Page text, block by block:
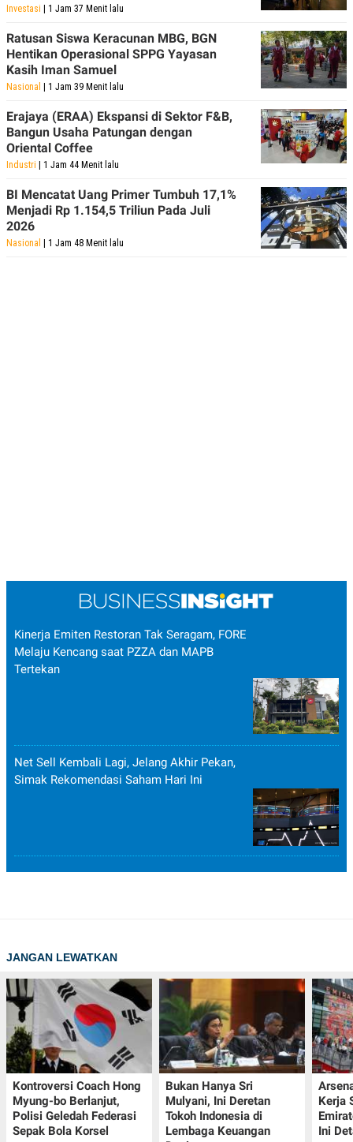
Investasi | 1 Jam 37 Menit lalu
Ratusan Siswa Keracunan MBG, BGN
Hentikan Operasional SPPG Yayasan
Kasih Iman Samuel
Nasional | 1 Jam 39 Menit lalu
Erajaya (ERAA) Ekspansi di Sektor F&B,
Bangun Usaha Patungan dengan
Oriental Coffee
Industri | 1 Jam 44 Menit lalu
BI Mencatat Uang Primer Tumbuh 17,1%
Menjadi Rp 1.154,5 Triliun Pada Juli
2026
Nasional | 1 Jam 48 Menit lalu
Kinerja Emiten Restoran Tak Seragam, FORE
Melaju Kencang saat PZZA dan MAPB
Tertekan
Net Sell Kembali Lagi, Jelang Akhir Pekan,
Simak Rekomendasi Saham Hari Ini
JANGAN LEWATKAN
Kontroversi Coach Hong
Myung-bo Berlanjut,
Polisi Geledah Federasi
Sepak Bola Korsel
Bukan Hanya Sri
Mulyani, Ini Deretan
Tokoh Indonesia di
Lembaga Keuangan
Kerja
Ini